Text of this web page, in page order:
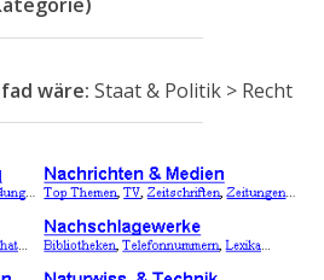
wäre: Staat & Politik > Recht